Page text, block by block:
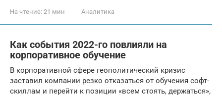
На чтение: 21 мин Аналитика
Как события 2022-го повлияли на
корпоративное обучение
В корпоративной сфере геополитический кризис
заставил компании резко отказаться от обучения софт-
скиллам и перейти к позиции «всем стоять, держаться»,